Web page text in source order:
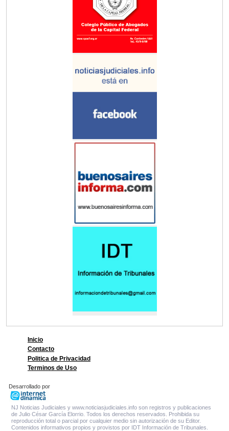
Inicio
Contacto
Politica de Privacidad
Terminos de Uso
Desarrollado por
NJ Noticias Judiciales y www.noticiasjudiciales.info son registros y publicaciones
de Julio César García Elorrio. Todos los derechos reservados. Prohibida su
reproducción total o parcial por cualquier medio sin autorización de su Editor.
Contenidos informativos propios y provistos por IDT Información de Tribunales.